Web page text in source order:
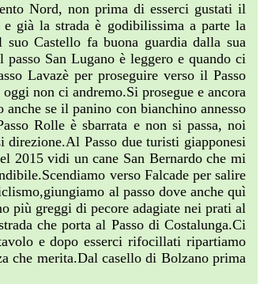
Nord, non prima di esserci gustati il
e già la strada è godibilissima a parte la
Castello fa buona guardia dalla sua
San Lugano è leggero e quando ci
Lavazè per proseguire verso il Passo
non ci andremo.Si prosegue e ancora
se il panino con bianchino annesso
Rolle è sbarrata e non si passa, noi
direzione.Al Passo due turisti giapponesi
2015 vidi un cane San Bernardo che mi
verso Falcade per salire
al passo dove anche quì
più greggi di pecore adagiate nei prati al
che porta al Passo di Costalunga.Ci
e dopo esserci rifocillati ripartiamo
che merita.Dal casello di Bolzano prima